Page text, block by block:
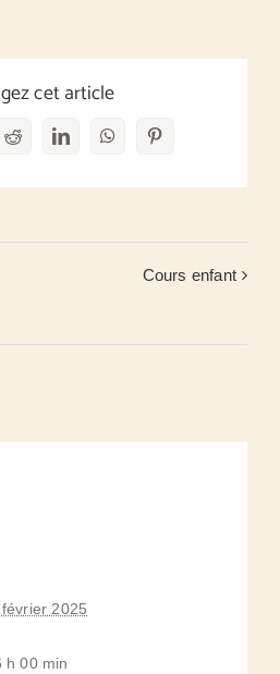
cet article
RedditLinkedInWhatsAppPinterest
Cours enfant
2025
h 00 min